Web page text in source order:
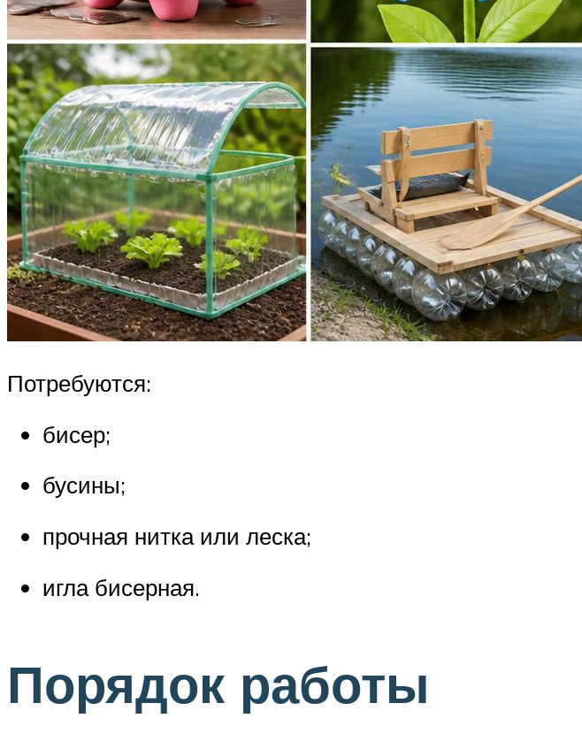
Потребуются:
бисер;
бусины;
прочная нитка или леска;
игла бисерная.
Порядок работы